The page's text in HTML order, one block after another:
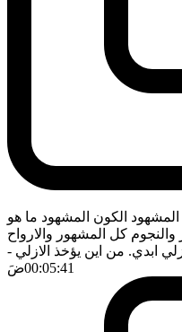
المشهود الكون المشهود ما هو
كل المشهور والارواح
ابدي. من اين يؤخذ الازلي -
00:05:41ضَ